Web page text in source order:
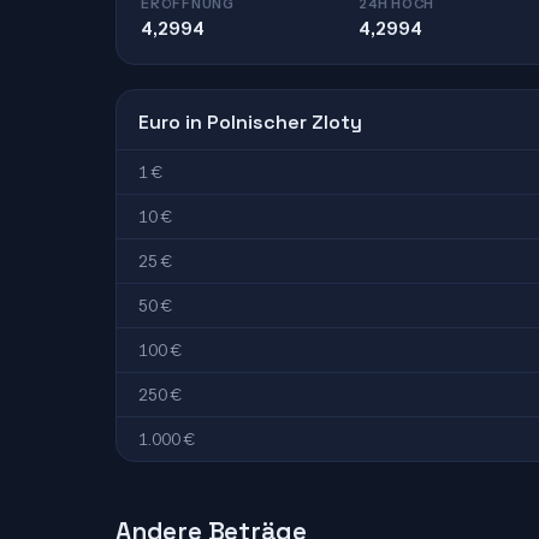
ERÖFFNUNG
4,2994
24H HOCH
4,2994
Euro in Polnischer Zloty
1 €
10 €
25 €
50 €
100 €
250 €
1.000 €
Andere Beträge